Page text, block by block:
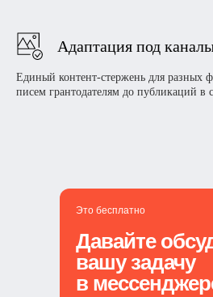
Адаптация под
Единый контент-стержень для разных
писем грантодателям до публикаций в
Давайте
вашу задачу
в
Это бесплатно